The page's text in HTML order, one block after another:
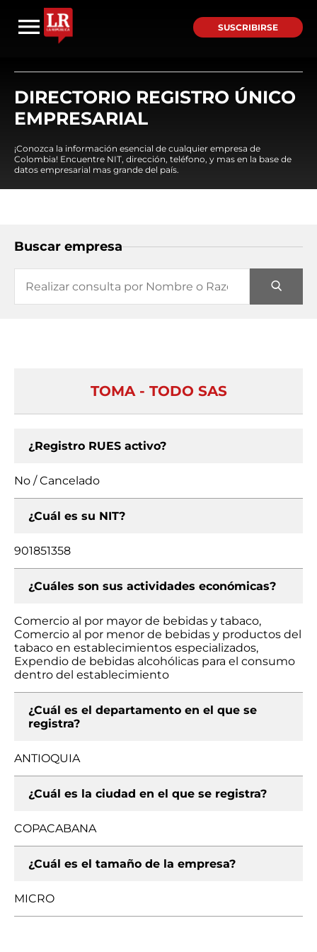
SUSCRIBIRSE
DIRECTORIO REGISTRO ÚNICO
EMPRESARIAL
¡Conozca la información esencial de cualquier empresa de
Colombia! Encuentre NIT, dirección, teléfono, y mas en la base de
datos empresarial mas grande del país.
Buscar empresa
TOMA - TODO SAS
¿Registro RUES activo?
No / Cancelado
¿Cuál es su NIT?
901851358
¿Cuáles son sus actividades económicas?
Comercio al por mayor de bebidas y tabaco,
Comercio al por menor de bebidas y productos del
tabaco en establecimientos especializados,
Expendio de bebidas alcohólicas para el consumo
dentro del establecimiento
¿Cuál es el departamento en el que se
registra?
ANTIOQUIA
¿Cuál es la ciudad en el que se registra?
COPACABANA
¿Cuál es el tamaño de la empresa?
MICRO